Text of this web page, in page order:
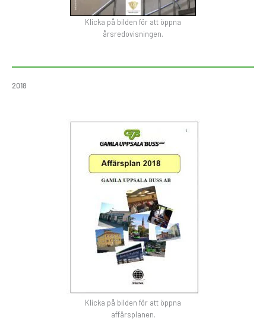
Klicka på bilden för att öppna
årsredovisningen.
2018
Klicka på bilden för att öppna
affärsplanen.